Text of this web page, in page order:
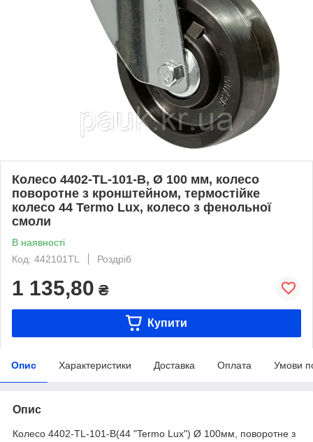
Колесо 4402-TL-101-B, Ø 100 мм, колесо
поворотне з кронштейном, термостійке
колесо 44 Termo Lux, колесо з фенольної
смоли
В наявності
Код: 442101TL
Роздріб
1 135,80 ₴
Купити
Опис Характеристики Доставка Оплата Умови
Опис
Колесо 4402-TL-101-B(44 "Termо Lux") Ø 100мм, поворотне з